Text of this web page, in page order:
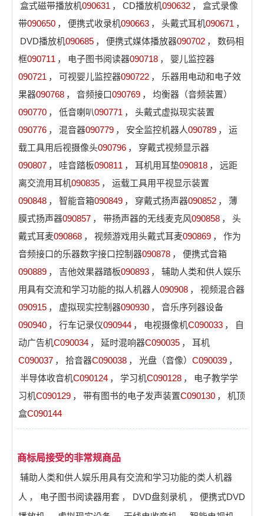
盒式磁带播放机090631 ， CD播放机090632 ，
盒式录像
带090650 ， 便携式收录机090663 ， 头戴式耳机090671 ，
DVD播放机090685 ， 便携式媒体播放器090702 ，
数码相
框090711 ， 电子图书阅读器090718 ，
婴儿监控器
090721 ， 可视婴儿监控器090722 ，
乐器用电动和电子效
果器090768 ， 音频接口090769 ，
均衡器（音频装置）
090770 ， 低音喇叭090771 ，
头戴式虚拟现实装置
090776 ， 混音器090779 ， 安全监控机器人090789 ，
运
载工具用后视摄像头090796 ，
穿戴式视频显示器
090807 ， 哇音踏板090811 ， 耳机用耳垫090818 ，
远距
离交流用耳机090835 ，
运载工具用平视显示装置
090848 ， 智能音箱090849 ， 穿戴式扬声器090852 ，
薄
膜式扬声器090857 ， 带扬声器的无线麦克风090858 ，
头
戴式耳麦090868 ， 视频游戏用头戴式耳麦090869 ，
作为
音频接口的乐器数字接口控制器090878 ，
便携式音箱
090889 ， 吉他效果器踏板090893 ，
辅助人类和供人娱乐
用具有交流和学习功能的拟人机器人090908 ，
视频混合器
090915 ， 虚拟现实控制器090930 ，
音乐序列器设备
090940 ， 行车记录仪090944 ， 电视摄像机C090033 ，
自
动广告机C090034 ， 延时混响器C090035 ，
耳机
C090037 ， 拾音器C090038 ， 光盘（音像） C090039 ，
半导体收音机C090124 ， 学习机C090128 ，
电子教学学
习机C090129 ， 带有图书的电子发声装置C090130 ，
机顶
盒C090144
商标局接受的非常规商品
辅助人类和供人娱乐用具有交流和学习功能的类人机器
人 ， 电子图书阅读器用套 ， DVD盘刻录机 ，
便携式DVD